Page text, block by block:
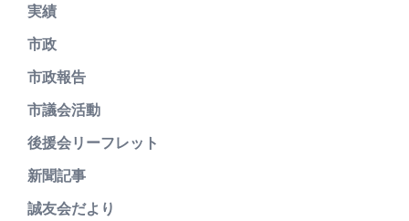
実績
市政
市政報告
市議会活動
後援会リーフレット
新聞記事
誠友会だより